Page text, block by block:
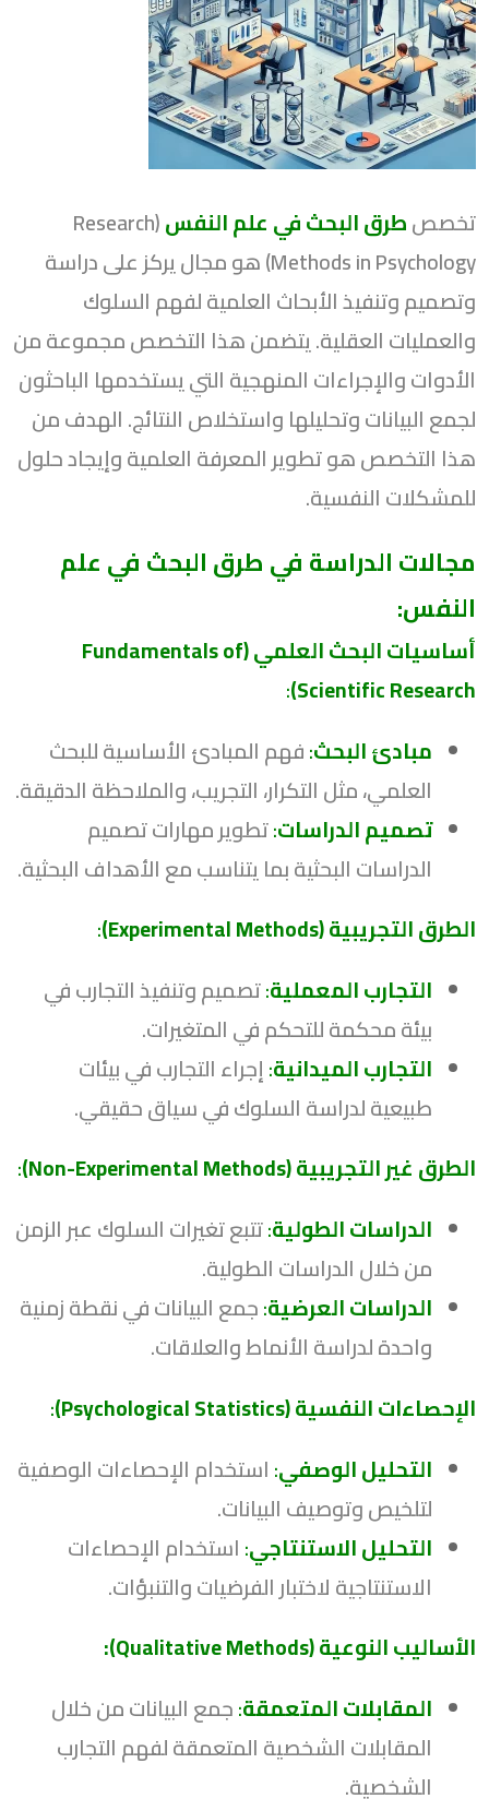
تخصصطرق البحث في علم النفس (Research
Methods in Psychology) هو مجال يركز على دراسة
وتصميم وتنفيذ الأبحاث العلمية لفهم السلوك
والعمليات العقلية. يتضمن هذا التخصص مجموعة من
الأدوات والإجراءات المنهجية التي يستخدمها الباحثون
لجمع البيانات وتحليلها واستخلاص النتائج. الهدف من
هذا التخصص هو تطوير المعرفة العلمية وإيجاد حلول
للمشكلات النفسية.
مجالات الدراسة في طرق البحث في علم
النفس:
أساسيات البحث العلمي (Fundamentals of
Scientific Research)
:
مبادئ البحث:فهم المبادئ الأساسية للبحث
العلمي، مثل التكرار، التجريب، والملاحظة الدقيقة.
تصميم الدراسات:تطوير مهارات تصميم
الدراسات البحثية بما يتناسب مع الأهداف البحثية.
الطرق التجريبية (Experimental Methods)
:
التجارب المعملية:تصميم وتنفيذ التجارب في
بيئة محكمة للتحكم في المتغيرات.
التجارب الميدانية:إجراء التجارب في بيئات
طبيعية لدراسة السلوك في سياق حقيقي.
الطرق غير التجريبية (Non-Experimental Methods)
:
الدراسات الطولية:تتبع تغيرات السلوك عبر الزمن
من خلال الدراسات الطولية.
الدراسات العرضية:جمع البيانات في نقطة زمنية
واحدة لدراسة الأنماط والعلاقات.
الإحصاءات النفسية (Psychological Statistics)
:
التحليل الوصفي:استخدام الإحصاءات الوصفية
لتلخيص وتوصيف البيانات.
التحليل الاستنتاجي:استخدام الإحصاءات
الاستنتاجية لاختبار الفرضيات والتنبؤات.
الأساليب النوعية (Qualitative Methods):
المقابلات المتعمقة:جمع البيانات من خلال
المقابلات الشخصية المتعمقة لفهم التجارب
الشخصية.